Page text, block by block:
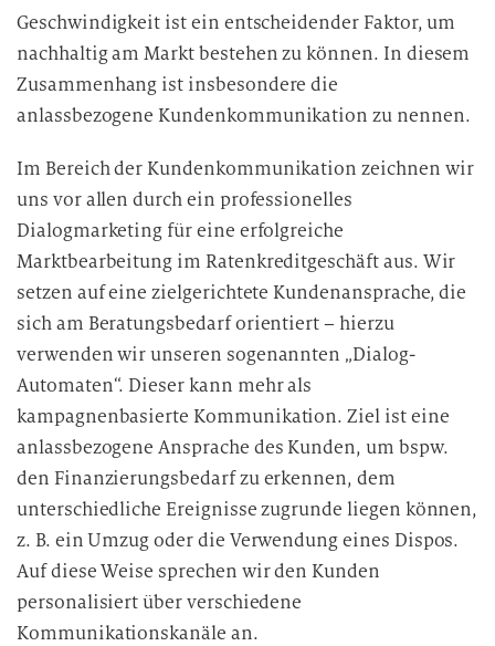
Geschwindigkeit ist ein entscheidender Faktor, um
nachhaltig am Markt bestehen zu können. In diesem
Zusammenhang ist insbesondere die
anlassbezogene Kundenkommunikation zu nennen.
Im Bereich der Kundenkommunikation zeichnen wir
uns vor allen durch ein professionelles
Dialogmarketing für eine erfolgreiche
Marktbearbeitung im Ratenkreditgeschäft aus. Wir
setzen auf eine zielgerichtete Kundenansprache, die
sich am Beratungsbedarf orientiert – hierzu
verwenden wir unseren sogenannten „Dialog-
Automaten“. Dieser kann mehr als
kampagnenbasierte Kommunikation. Ziel ist eine
anlassbezogene Ansprache des Kunden, um bspw.
den Finanzierungsbedarf zu erkennen, dem
unterschiedliche Ereignisse zugrunde liegen können,
z. B. ein Umzug oder die Verwendung eines Dispos.
Auf diese Weise sprechen wir den Kunden
personalisiert über verschiedene
Kommunikationskanäle an.